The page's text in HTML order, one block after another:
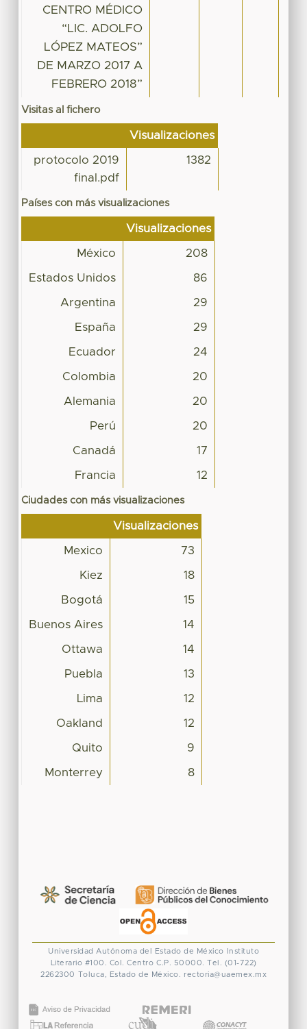
CENTRO MÉDICO
“LIC. ADOLFO
LÓPEZ MATEOS”
DE MARZO 2017 A
FEBRERO 2018”
Visitas al fichero
Visualizaciones
protocolo 2019
final.pdf
1382
Países con más visualizaciones
Visualizaciones
México 208
Estados Unidos 86
Argentina 29
España 29
Ecuador 24
Colombia 20
Alemania 20
Perú 20
Canadá 17
Francia 12
Ciudades con más visualizaciones
Visualizaciones
Mexico 73
Kiez 18
Bogotá 15
Buenos Aires 14
Ottawa 14
Puebla 13
Lima 12
Oakland 12
Quito 9
Monterrey 8
Universidad Autónoma del Estado de México
Instituto
Literario #100. Col. Centro C.P. 50000. Tel. (01-722)
2262300 Toluca, Estado de México. rectoria@uaemex.mx